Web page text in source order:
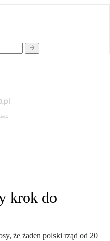
krok do
że żaden polski rząd od 20